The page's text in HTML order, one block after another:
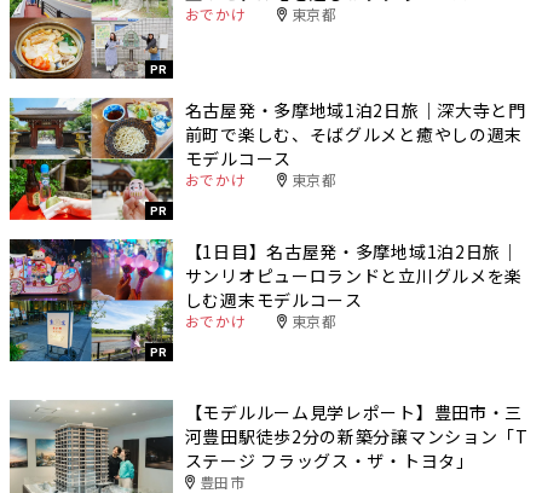
PR
おでかけ 東京都
PR
名古屋発・多摩地域1泊2日旅｜深大寺と門
前町で楽しむ、そばグルメと癒やしの週末
モデルコース
おでかけ 東京都
PR
【1日目】名古屋発・多摩地域1泊2日旅｜
サンリオピューロランドと立川グルメを楽
しむ週末モデルコース
おでかけ 東京都
【モデルルーム見学レポート】豊田市・三
河豊田駅徒歩2分の新築分譲マンション「T
ステージ フラッグス・ザ・トヨタ」
豊田市